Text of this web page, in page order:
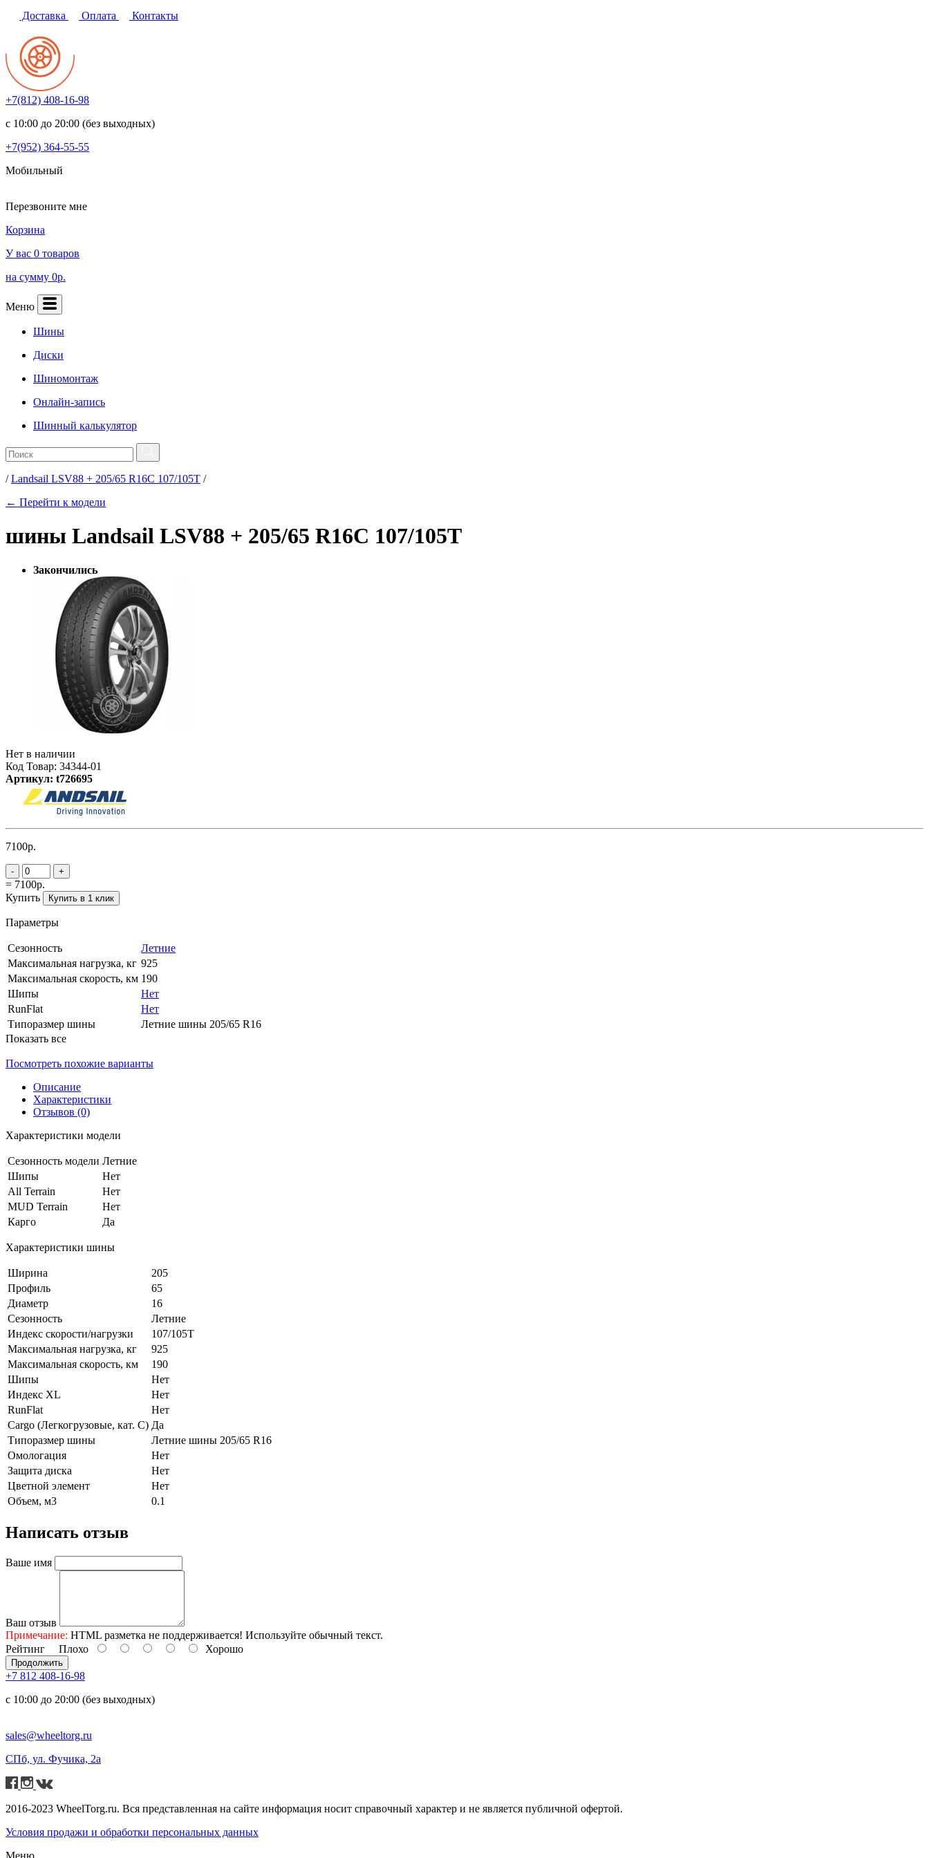
Доставка Оплата Контакты
+7(812) 408-16-98
с 10:00 до 20:00 (без выходных)
+7(952) 364-55-55
Мобильный
Перезвоните мне
Корзина
У вас 0 товаров
на сумму 0р.
Меню
Шины
Диски
Шиномонтаж
Онлайн-запись
Шинный калькулятор
/Landsail LSV88 + 205/65 R16C 107/105T /
← Перейти к модели
шины Landsail LSV88 + 205/65 R16C 107/105T
Закончились
Нет в наличии
Код Товар: 34344-01
Артикул: t726695
7100р.
- +
= 7100р.
Купить
Купить в 1 клик
Параметры
Сезонность
Летние
Максимальная нагрузка, кг 925
Максимальная скорость, км 190
Шипы
Нет
RunFlat
Нет
Типоразмер шины
Летние шины 205/65 R16
Показать все
Посмотреть похожие варианты
Описание
Характеристики
Отзывов (0)
Характеристики модели
Сезонность модели Летние
Шипы
Нет
All Terrain
Нет
MUD Terrain
Нет
Карго
Да
Характеристики шины
Ширина
205
Профиль
65
Диаметр
16
Сезонность
Летние
Индекс скорости/нагрузки
107/105T
Максимальная нагрузка, кг
925
Максимальная скорость, км
190
Шипы
Нет
Индекс XL
Нет
RunFlat
Нет
Cargo (Легкогрузовые, кат. С) Да
Типоразмер шины
Летние шины 205/65 R16
Омологация
Нет
Защита диска
Нет
Цветной элемент
Нет
Объем, м3
0.1
Написать отзыв
Ваше имя
Ваш отзыв
Примечание: HTML разметка не поддерживается! Используйте обычный текст.
Рейтинг Плохо Хорошо
Продолжить
+7 812 408-16-98
с 10:00 до 20:00 (без выходных)
sales@wheeltorg.ru
СПб, ул. Фучика, 2а
2016-2023 WheelTorg.ru. Вся представленная на сайте информация носит справочный характер и не является публичной офертой.
Условия продажи и обработки персональных данных
Меню